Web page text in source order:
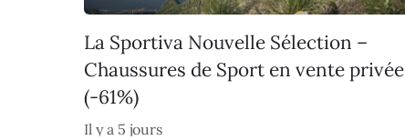
La Sportiva Nouvelle Sélection –
Chaussures de Sport en vente privée
(-61%)
Il y a 5 jours